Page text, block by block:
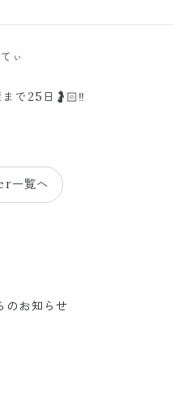
ぃ
まで25日🤰🏻‼️
一覧へ
お知らせ